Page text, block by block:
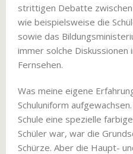
strittigen Debatte
wie beispielsweise die
sowie das
immer solche
Fernsehen.
Was meine eigene
Schuluniform
Schule eine spezielle
Schüler war, war die
Schürze. Aber die Haupt-